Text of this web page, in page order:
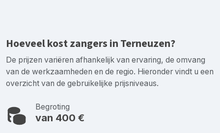
Hoeveel kost zangers in Terneuzen?
De prijzen variëren afhankelijk van ervaring, de omvang
van de werkzaamheden en de regio. Hieronder vindt u een
overzicht van de gebruikelijke prijsniveaus.
Begroting
van 400 €